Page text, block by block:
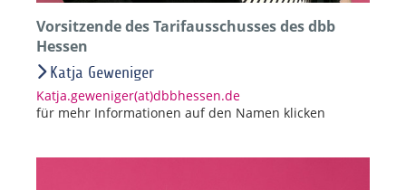
Vorsitzende des Tarifausschusses des dbb
Hessen
Katja Geweniger
Katja.geweniger(at)dbbhessen.de
für mehr Informationen auf den Namen klicken